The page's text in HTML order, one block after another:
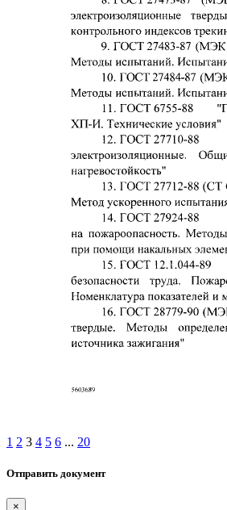
1 2 3 4 5 6 ... 20
Отправить документ
×